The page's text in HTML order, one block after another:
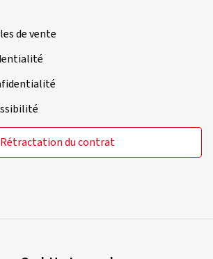
de vente
Rétractation du contrat